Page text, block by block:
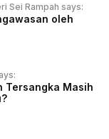
Sei Rampah says:
oleh
Tersangka Masih